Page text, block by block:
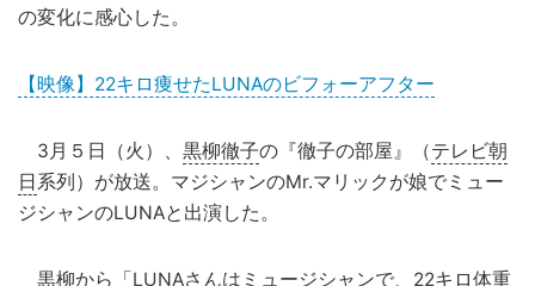
の変化に感心した。
【映像】22キロ痩せたLUNAのビフォーアフター
3月５日（火）、 黒柳徹子の『徹子の部屋』（テレビ朝
日 系列）が放送。マジシャンのMr.マリックが娘でミュー
ジシャンのLUNAと出演した。
黒柳から「LUNAさんはミュージシャンで、22キロ体重